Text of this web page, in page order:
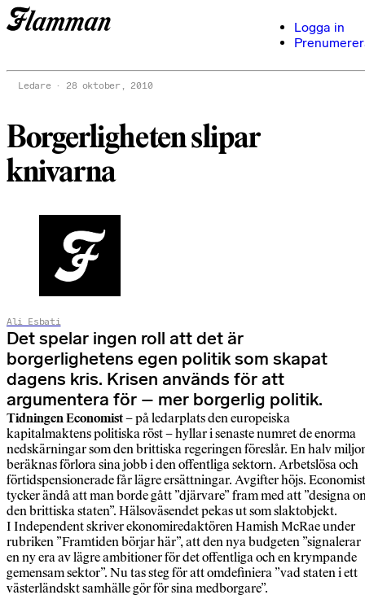
Logga in
Ledare 28 oktober, 2010
Borgerligheten slipar
knivarna
Ali Esbati
Det spelar ingen roll att det är
borgerlighetens egen politik som skapat
dagens kris. Krisen används för att
argumentera för – mer borgerlig politik.
Tidningen Economist– på ledarplats den europeiska
kapitalmaktens politiska röst – hyllar i senaste numret de enorma
nedskärningar som den brittiska regeringen föreslår. En halv
beräknas förlora sina jobb i den offentliga sektorn. Arbetslösa och
förtidspensionerade får lägre ersättningar. Avgifter höjs. Economist
tycker ändå att man borde gått ”djärvare” fram med att ”designa
den brittiska staten”. Hälsoväsendet pekas ut som slaktobjekt.
I Independent skriver ekonomiredaktören Hamish McRae under
rubriken ”Framtiden börjar här”, att den nya budgeten ”signalerar
en ny era av lägre ambitioner för det offentliga och en krympande
gemensam sektor”. Nu tas steg för att omdefiniera ”vad staten i ett
västerländskt samhälle gör för sina medborgare”.